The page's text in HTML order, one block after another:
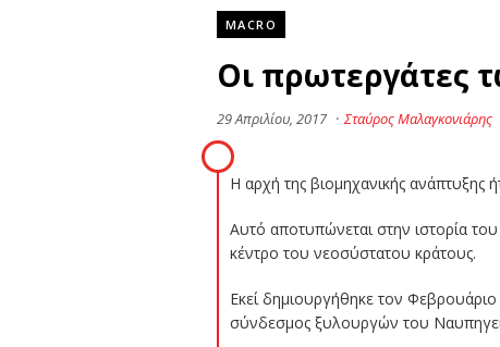
MACRO
Οι πρωτεργάτες
29 Απριλίου, 2017 · Σταύρος Μαλαγκονιάρης
Η αρχή της βιομηχανικής
Αυτό αποτυπώνεται στην ιστορία
κέντρο του νεοσύστατου κράτους.
Εκεί δημιουργήθηκε τον
σύνδεσμος ξυλουργών του